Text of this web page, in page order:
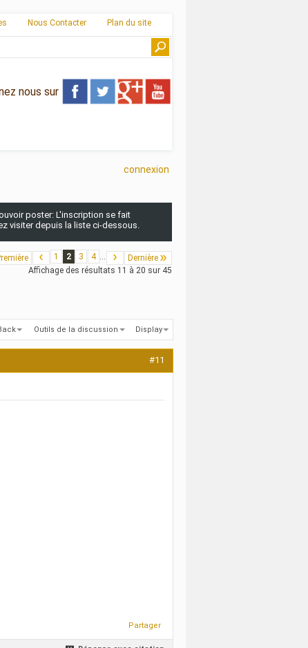
Nous Contacter Plan du site
nous sur
connexion
poster: L'inscription se fait
visiter depuis la liste ci-dessous.
1 2 3 4 ...
Dernière
Affichage des résultats 11 à 20 sur 45
Outils de la discussion Display
#11
Partager